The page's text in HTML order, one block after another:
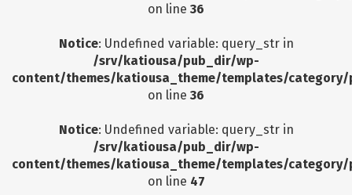
on line 36
Notice: Undefined variable: query_str in
/srv/katiousa/pub_dir/wp-
content/themes/katiousa_theme/templates/
on line 36
Notice: Undefined variable: query_str in
/srv/katiousa/pub_dir/wp-
content/themes/katiousa_theme/templates/
on line 47